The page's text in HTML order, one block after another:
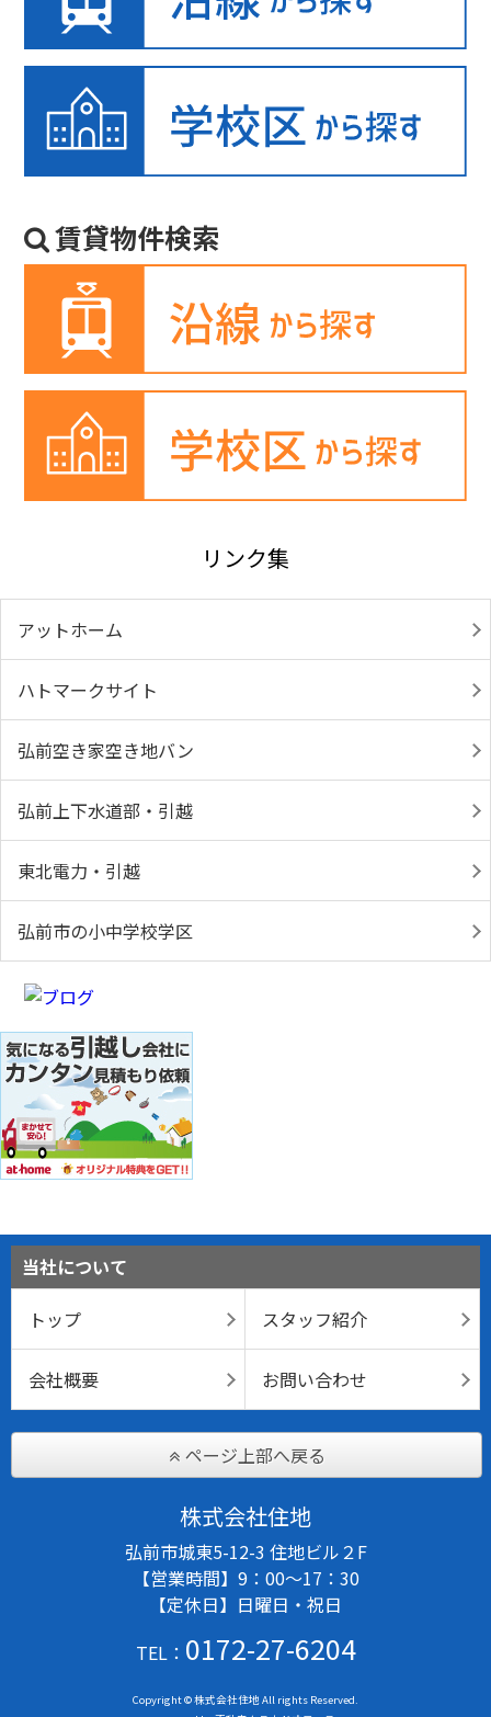
賃貸物件検索
リンク集
アットホーム
ハトマークサイト
弘前空き家空き地バン
弘前上下水道部・引越
東北電力・引越
弘前市の小中学校学区
当社について
トップ
スタッフ紹介
会社概要 お問い合わせ
ページ上部へ戻る
株式会社住地
弘前市城東5-12-3 住地ビル２F
【営業時間】9：00～17：30
【定休日】日曜日・祝日
TEL： 0172-27-6204
Copyright © 株式会社住地 All rights Reserved.